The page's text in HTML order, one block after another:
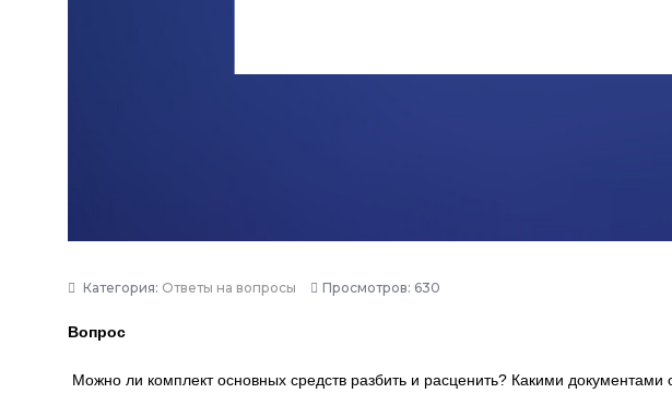
Категория: Ответы на вопросы Просмотров: 630
Вопрос
Можно ли комплект основных средств разбить и расценить? Какими документами